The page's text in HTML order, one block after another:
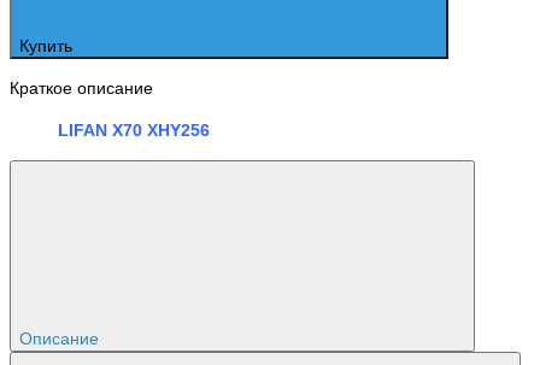
Купить
Краткое описание
LIFAN X70 XHY256
Описание